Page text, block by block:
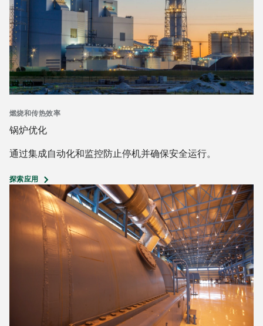
燃烧和传热效率
锅炉优化
通过集成自动化和监控防止停机并确保安全运行。
探索应用